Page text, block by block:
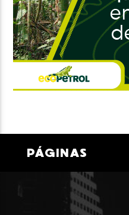
PÁGINAS